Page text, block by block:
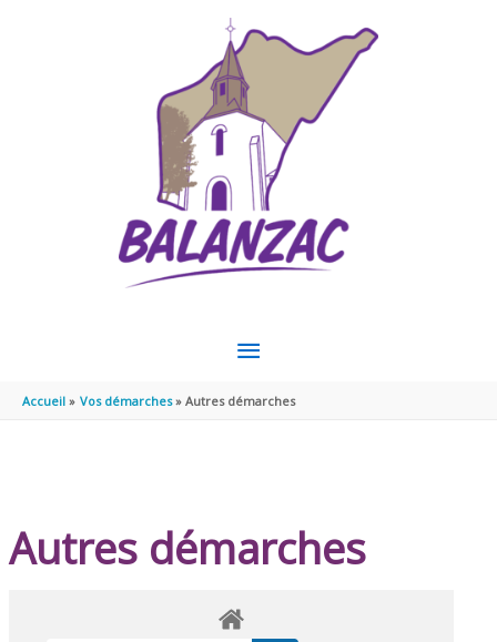
MENU
PRINCIPAL
Accueil Vos démarches Autres démarches
Autres démarches